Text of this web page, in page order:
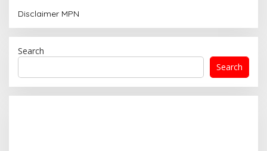
Disclaimer MPN
Search
Search